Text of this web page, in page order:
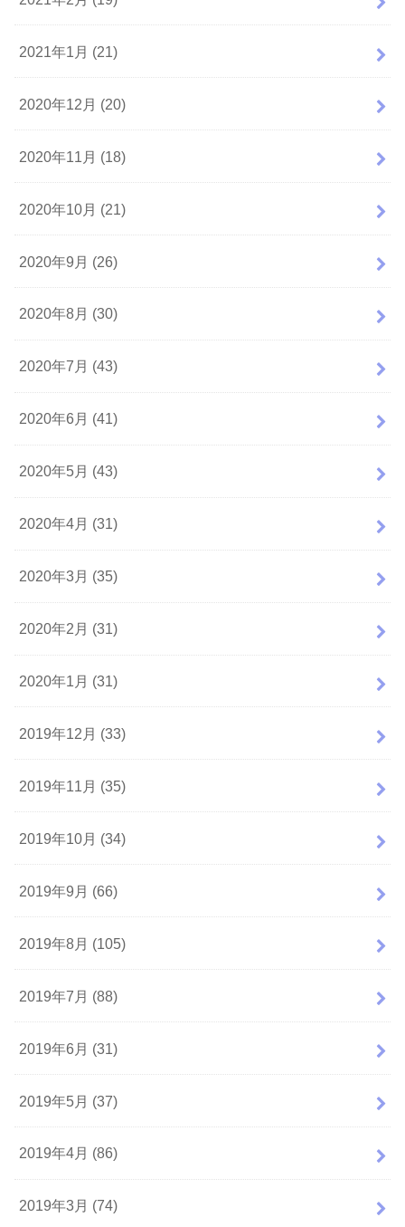
2021年1月 (21)
2020年12月 (20)
2020年11月 (18)
2020年10月 (21)
2020年9月 (26)
2020年8月 (30)
2020年7月 (43)
2020年6月 (41)
2020年5月 (43)
2020年4月 (31)
2020年3月 (35)
2020年2月 (31)
2020年1月 (31)
2019年12月 (33)
2019年11月 (35)
2019年10月 (34)
2019年9月 (66)
2019年8月 (105)
2019年7月 (88)
2019年6月 (31)
2019年5月 (37)
2019年4月 (86)
2019年3月 (74)